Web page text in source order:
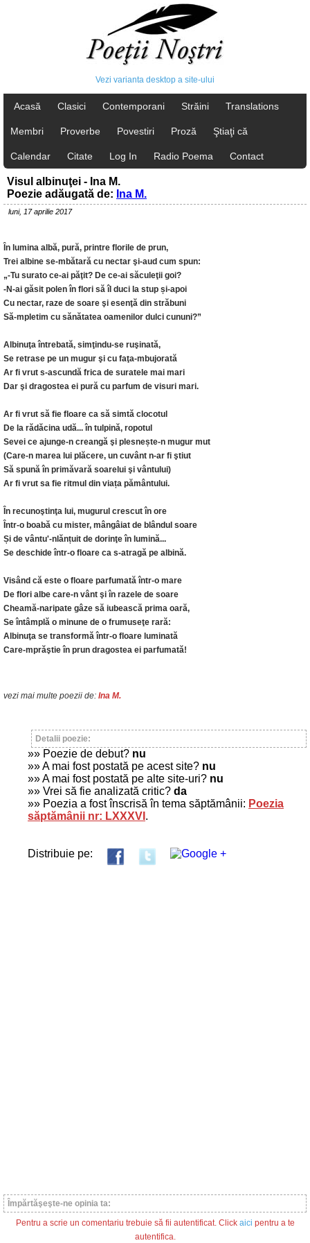
Vezi varianta desktop a site-ului
Acasă Clasici Contemporani Străini Translations
Membri Proverbe Povestiri Proză Ştiaţi că
Calendar Citate Log In Radio Poema Contact
Visul albinuţei - Ina M.
Poezie adăugată de: Ina M.
luni, 17 aprilie 2017
În lumina albă, pură, printre florile de prun,
Trei albine se-mbătară cu nectar şi-aud cum spun:
„-Tu surato ce-ai păţit? De ce-ai săculeţii goi?
-N-ai găsit polen în flori să îl duci la stup și-apoi
Cu nectar, raze de soare şi esenţă din străbuni
Să-mpletim cu sănătatea oamenilor dulci cununi?”
Albinuţa întrebată, simţindu-se ruşinată,
Se retrase pe un mugur şi cu faţa-mbujorată
Ar fi vrut s-ascundă frica de suratele mai mari
Dar şi dragostea ei pură cu parfum de visuri mari.
Ar fi vrut să fie floare ca să simtă clocotul
De la rădăcina udă... în tulpină, ropotul
Sevei ce ajunge-n creangă şi plesnește-n mugur mut
(Care-n marea lui plăcere, un cuvânt n-ar fi ştiut
Să spună în primăvară soarelui şi vântului)
Ar fi vrut sa fie ritmul din viața pământului.
În recunoştinţa lui, mugurul crescut în ore
Într-o boabă cu mister, mângâiat de blândul soare
Și de vântu'-nlănțuit de dorinţe în lumină...
Se deschide într-o floare ca s-atragă pe albină.
Visând că este o floare parfumată într-o mare
De flori albe care-n vânt şi în razele de soare
Cheamă-naripate gâze să iubească prima oară,
Se întâmplă o minune de o frumuseţe rară:
Albinuţa se transformă într-o floare luminată
Care-mprăştie în prun dragostea ei parfumată!
vezi mai multe poezii de: Ina M.
Detalii poezie:
»» Poezie de debut? nu
»» A mai fost postată pe acest site? nu
»» A mai fost postată pe alte site-uri? nu
»» Vrei să fie analizată critic? da
»» Poezia a fost înscrisă în tema săptămânii: Poezia
săptămânii nr: LXXXVI .
Distribuie pe:
Împărtăşeşte-ne opinia ta:
Pentru a scrie un comentariu trebuie să fii autentificat. Click aici pentru a te
autentifica.